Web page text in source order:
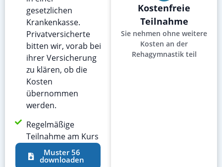
gesetzlichen
Krankenkasse.
Privatversicherte
bitten wir, vorab bei
ihrer Versicherung
zu klären, ob die
Kosten
übernommen
werden.
Regelmäßige
Teilnahme am Kurs
Muster 56
downloaden
Kostenfreie
Teilnahme
Sie nehmen ohne weitere
Kosten an der
Rehagymnastik teil